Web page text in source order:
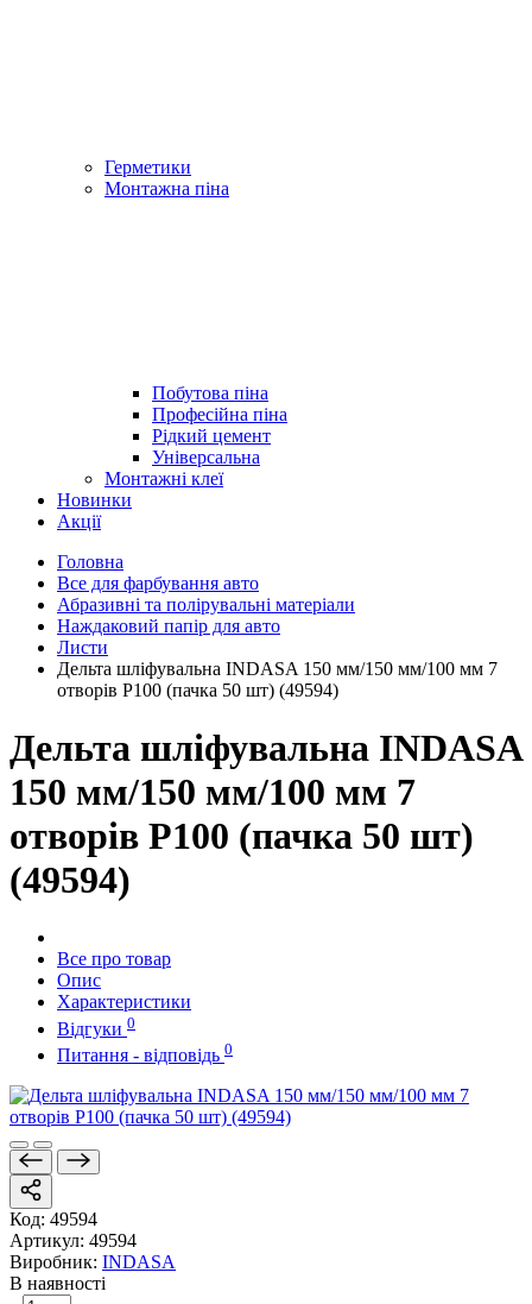
Герметики
Монтажна піна
Побутова піна
Професійна піна
Рідкий цемент
Універсальна
Монтажні клеї
Новинки
Акції
Головна
Все для фарбування авто
Абразивні та полірувальні матеріали
Наждаковий папір для авто
Листи
Дельта шліфувальна INDASA 150 мм/150 мм/100 мм 7
отворів Р100 (пачка 50 шт) (49594)
Дельта шліфувальна INDASA
150 мм/150 мм/100 мм 7
отворів Р100 (пачка 50 шт)
(49594)
Все про товар
Опис
Характеристики
Відгуки 0
Питання - відповідь 0
Код: 49594
Артикул: 49594
Виробник: INDASA
В наявності